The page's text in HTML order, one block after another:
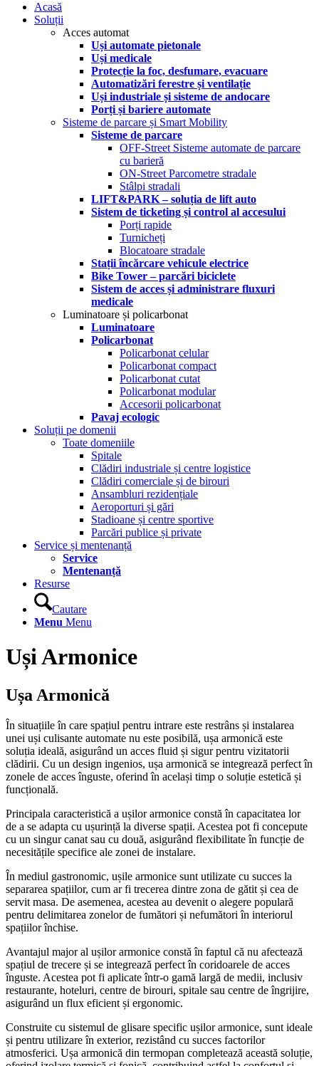
Acasă
Soluții
Acces automat
Uși automate pietonale
Uși medicale
Protecție la foc, desfumare, evacuare
Automatizări ferestre și ventilație
Uși industriale și sisteme de andocare
Porți și bariere automate
Sisteme de parcare și Smart Mobility
Sisteme de parcare
OFF-Street Sisteme automate de parcare
cu barieră
ON-Street Parcometre stradale
Stâlpi stradali
LIFT&PARK – soluția de lift auto
Sistem de ticketing și control al accesului
Porți rapide
Turnicheți
Blocatoare stradale
Stații încărcare vehicule electrice
Bike Tower – parcări biciclete
Sistem de acces și administrare fluxuri
medicale
Luminatoare și policarbonat
Luminatoare
Policarbonat
Policarbonat celular
Policarbonat compact
Policarbonat cutat
Policarbonat modular
Accesorii policarbonat
Pavaj ecologic
Soluții pe domenii
Toate domeniile
Spitale
Clădiri industriale și centre logistice
Clădiri comerciale și de birouri
Ansambluri rezidențiale
Aeroporturi și gări
Stadioane și centre sportive
Parcări publice și private
Service și mentenanță
Service
Mentenanță
Resurse
Cautare
Menu Menu
Uși Armonice
Ușa Armonică
În situațiile în care spațiul pentru intrare este restrâns și instalarea
unei uși culisante automate nu este posibilă, ușa armonică este
soluția ideală, asigurând un acces fluid și sigur pentru vizitatorii
clădirii. Cu un design ingenios, ușa armonică se integrează perfect în
zonele de acces înguste, oferind în același timp o soluție estetică și
funcțională.
Principala caracteristică a ușilor armonice constă în capacitatea lor
de a se adapta cu ușurință la diverse spații. Acestea pot fi concepute
cu un singur canat sau cu două, asigurând flexibilitate în funcție de
necesitățile specifice ale zonei de instalare.
În mediul gastronomic, ușile armonice sunt utilizate cu succes la
separarea spațiilor, cum ar fi trecerea dintre zona de gătit și cea de
servit masa. De asemenea, acestea au devenit o alegere populară
pentru delimitarea zonelor de fumători și nefumători în interiorul
spațiilor închise.
Avantajul major al ușilor armonice constă în faptul că nu afectează
spațiul de trecere și se integrează perfect în coridoarele de acces
înguste. Acestea pot fi aplicate într-o gamă largă de medii, inclusiv
restaurante, hoteluri, centre de birouri, spitale sau centre de îngrijire,
asigurând un flux eficient și ergonomic.
Construite cu sistemul de glisare specific ușilor armonice, sunt ideale
și pentru utilizare în exterior, rezistând cu succes factorilor
atmosferici. Ușa armonică din termopan completează această soluție,